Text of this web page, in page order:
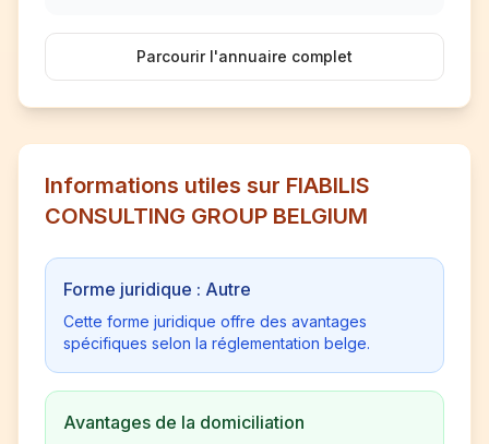
Parcourir l'annuaire complet
Informations utiles sur FIABILIS
CONSULTING GROUP BELGIUM
Forme juridique : Autre
Cette forme juridique offre des avantages
spécifiques selon la réglementation belge.
Avantages de la domiciliation